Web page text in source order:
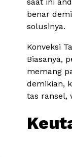
benar
solusinya.
Konveksi
Biasanya,
memang
demikian,
tas ransel,